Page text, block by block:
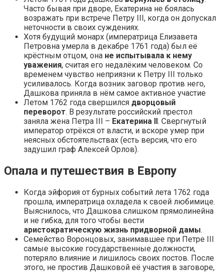
Часто бывая при дворе, Екатерина не боялась
возражать при встрече Петру III, когда он допускал
неточности в своих суждениях.
Хотя будущий монарх (императрица Елизавета
Петровна умерла в декабре 1761 года) был её
крёстным отцом, она не испытывала к нему
уважения, считая его недалёким человеком. Со
временем чувство неприязни к Петру III только
усиливалось. Когда возник заговор против него,
Дашкова приняла в нём самое активное участие
Летом 1762 года свершился дворцовый
переворот. В результате российский престол
заняла жена Петра III – Екатерина II. Свергнутый
император отрёкся от власти, и вскоре умер при
неясных обстоятельствах (есть версия, что его
задушил граф Алексей Орлов).
Опала и путешествия в Европу
Когда эйфория от бурных событий лета 1762 года
прошла, императрица охладела к своей любимице.
Выяснилось, что Дашкова слишком прямолинейна
и не гибка, для того чтобы вести
аристократическую жизнь придворной дамы.
Семейство Воронцовых, занимавшее при Петре III
самые высокие государственные должности,
потеряло влияние и лишилось своих постов. После
этого, не простив Дашковой её участия в заговоре,